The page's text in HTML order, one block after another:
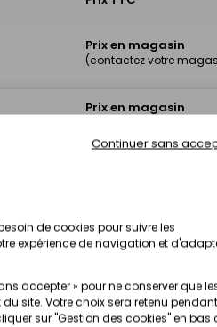
de cookies pour suivre les
expérience de navigation et
accepter » pour ne conserver que
site. Votre choix sera retenu pendant
sur "Gestion des cookies" en bas
Continuer sans
Prix en magasin
(contactez votre
Prix en magasin
Prix en magasin
(contactez votre